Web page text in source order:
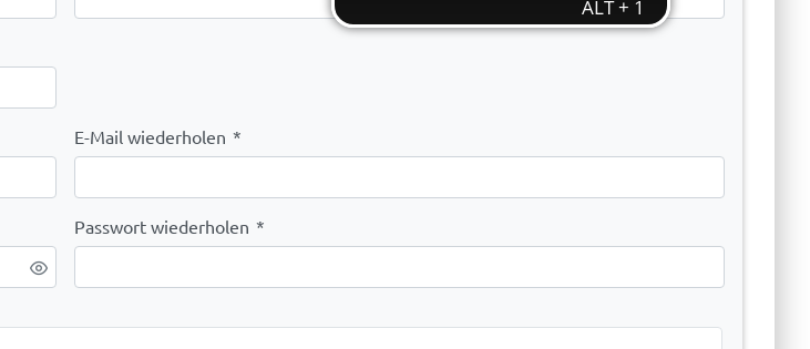
E-Mail wiederholen *
Passwort wiederholen *